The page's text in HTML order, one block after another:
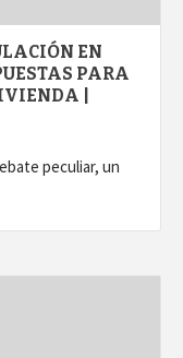
EN
PARA
|
peculiar, un